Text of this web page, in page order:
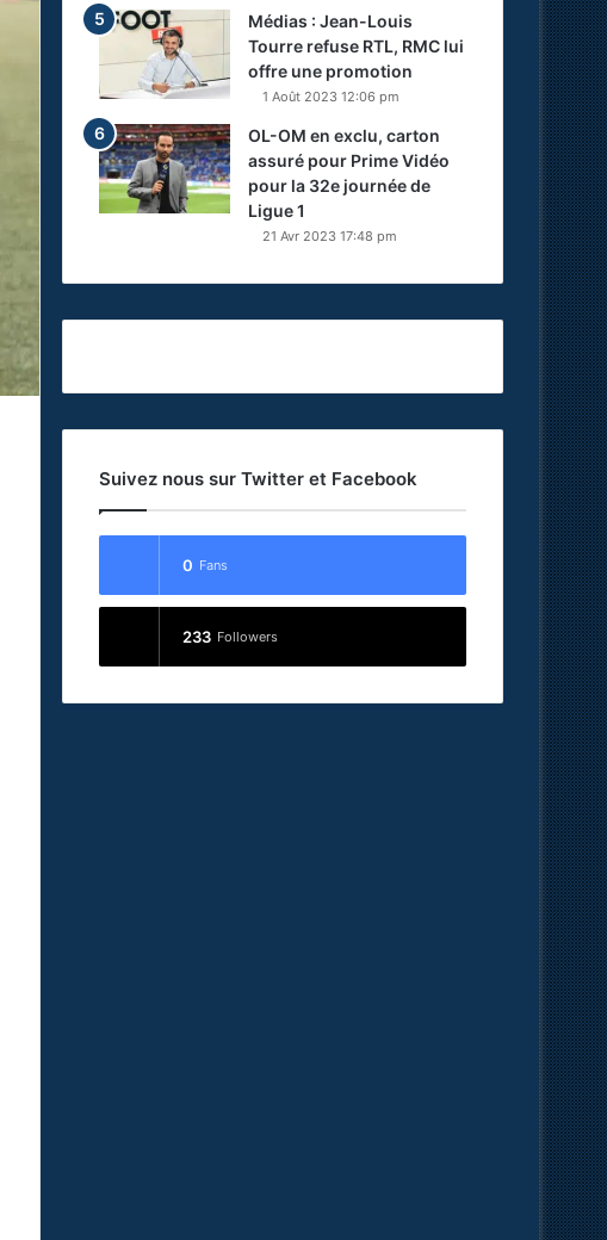
Médias : Jean-Louis
Tourre refuse RTL, RMC lui
offre une promotion
1 Août 2023 12:06 pm
OL-OM en exclu, carton
assuré pour Prime Vidéo
pour la 32e journée de
Ligue 1
21 Avr 2023 17:48 pm
Suivez nous sur Twitter et Facebook
0 Fans
233 Followers